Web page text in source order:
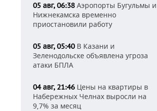
05 авг, 06:38 Аэропорты Бугульмы и
Нижнекамска временно
приостановили работу
05 авг, 05:40В Казани и
Зеленодольске объявлена угроза
атаки БПЛА
04 авг, 21:46 Цены на квартиры в
Набережных Челнах выросли на
9,7% за месяц